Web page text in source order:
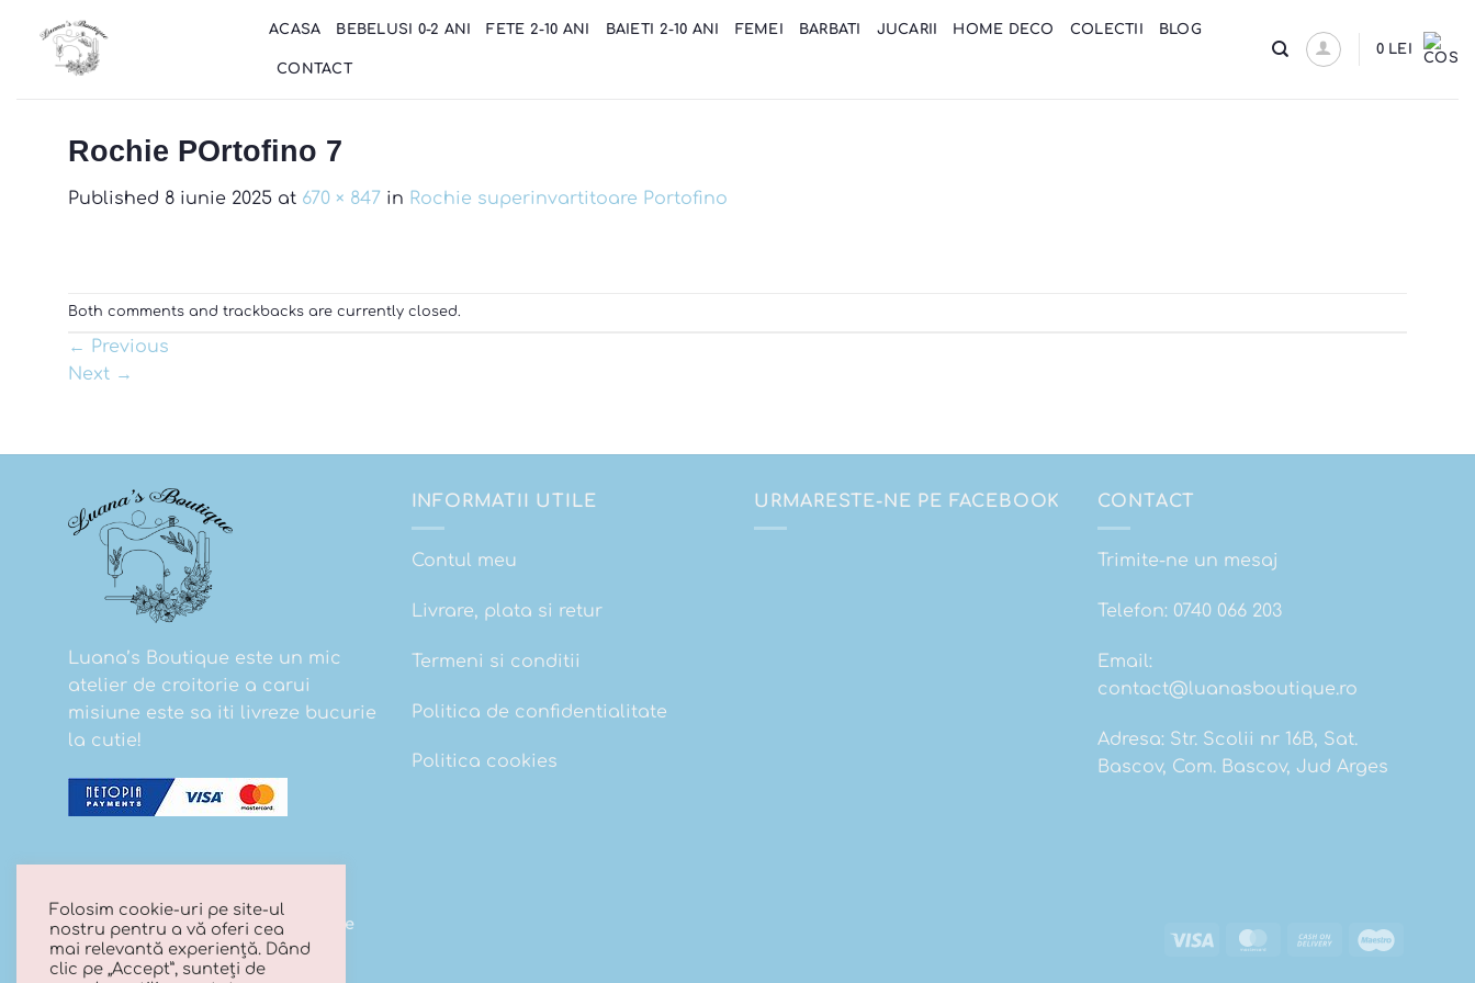
content
ACASA BEBELUSI 0-2 ANI FETE 2-10 ANI BAIETI 2-10 ANI FEMEI BARBATI JUCARII HOME DECO COLECTII BLOG
CONTACT
0 LEI
Rochie POrtofino 7
Published 8 iunie 2025 at 670 × 847 in Rochie superinvartitoare Portofino
Both comments and trackbacks are currently closed.
← Previous
Next →
Luana’s Boutique este un mic
atelier de croitorie a carui
misiune este sa iti livreze bucurie
la cutie!
INFORMATII UTILE
Contul meu
Livrare, plata si retur
Termeni si conditii
Politica de confidentialitate
Politica cookies
URMARESTE-NE PE FACEBOOK CONTACT
Trimite-ne un mesaj
Telefon: 0740 066 203
Email:
contact@luanasboutique.ro
Adresa: Str. Scolii nr 16B, Sat.
Bascov, Com. Bascov, Jud Arges
Visa MasterCard
Cash
Copyright 2026 ©Luana's Boutique
Folosim cookie-uri pe site-ul
nostru pentru a vă oferi cea
mai relevantă experiență. Dând
clic pe „Accept”, sunteți de